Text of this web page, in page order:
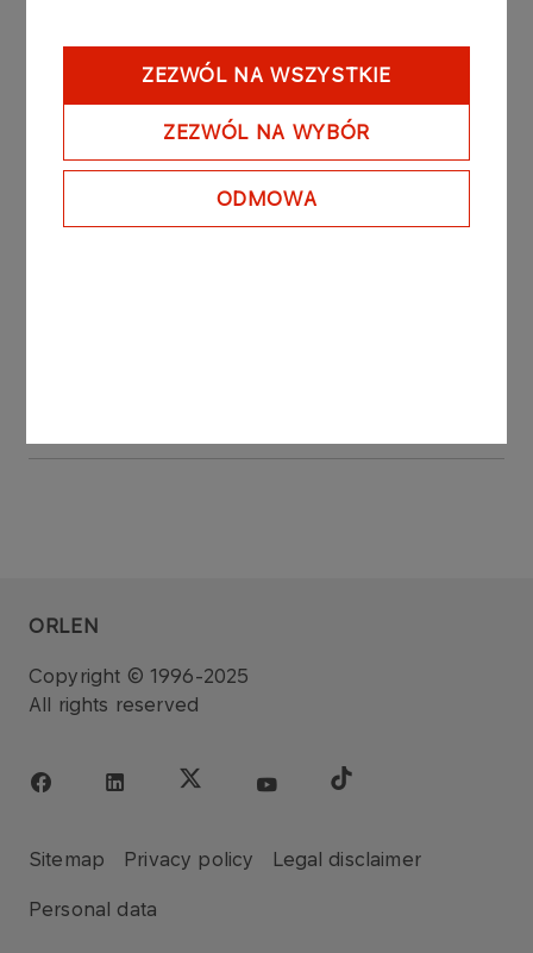
ZEZWÓL NA WSZYSTKIE
ZEZWÓL NA WYBÓR
ODMOWA
Płock Office
Warsaw Office
ORLEN
Copyright © 1996-2025
All rights reserved
Sitemap Privacy policy Legal disclaimer
Personal data